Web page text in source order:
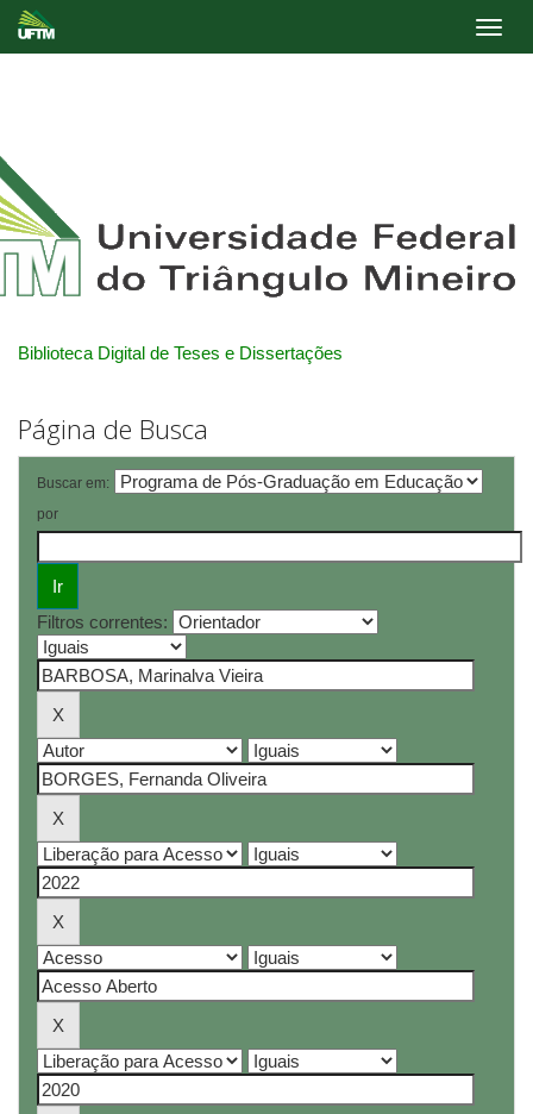
Biblioteca Digital de Teses e Dissertações
Página de Busca
Buscar em:
por
Filtros correntes: